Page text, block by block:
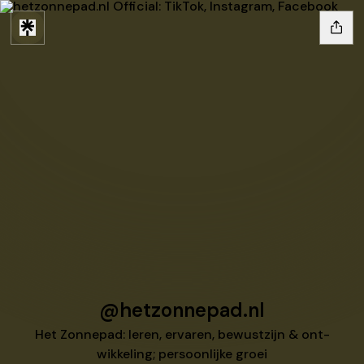
@hetzonnepad.nl
Het Zonnepad: leren, ervaren, bewustzijn & ont-
wikkeling; persoonlijke groei